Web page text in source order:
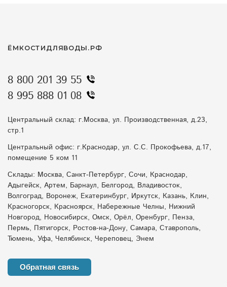
ЁМКОСТИДЛЯВОДЫ.РФ
8 800 201 39 55
8 995 888 01 08
Центральный склад: г.Москва, ул. Производственная, д.23,
стр.1
Центральный офис: г.Краснодар, ул. С.С. Прокофьева, д.17,
помещение 5 ком 11
Склады: Москва, Санкт-Петербург, Сочи, Краснодар,
Адыгейск, Артем, Барнаул, Белгород, Владивосток,
Волгоград, Воронеж, Екатеринбург, Иркутск, Казань, Клин,
Красногорск, Красноярск, Набережные Челны, Нижний
Новгород, Новосибирск, Омск, Орёл, Оренбург, Пенза,
Пермь, Пятигорск, Ростов-на-Дону, Самара, Ставрополь,
Тюмень, Уфа, Челябинск, Череповец, Энем
Обратная связь